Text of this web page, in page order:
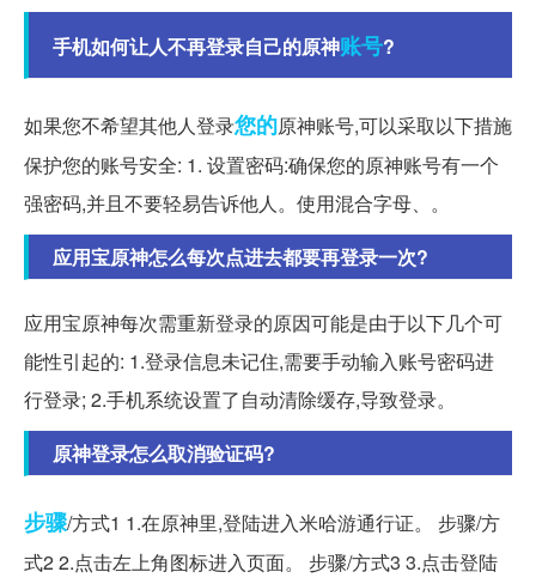
手机如何让人不再登录自己的原神账号?
如果您不希望其他人登录您的原神账号,可以采取以下措施
保护您的账号安全: 1. 设置密码:确保您的原神账号有一个
强密码,并且不要轻易告诉他人。使用混合字母、。
应用宝原神怎么每次点进去都要再登录一次?
应用宝原神每次需重新登录的原因可能是由于以下几个可
能性引起的: 1.登录信息未记住,需要手动输入账号密码进
行登录; 2.手机系统设置了自动清除缓存,导致登录。
原神登录怎么取消验证码?
步骤/方式1 1.在原神里,登陆进入米哈游通行证。 步骤/方
式2 2.点击左上角图标进入页面。 步骤/方式3 3.点击登陆